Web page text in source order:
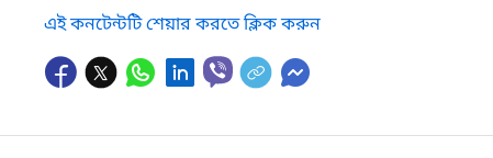
এই কনটেন্টটি শেয়ার করতে ক্লিক করুন